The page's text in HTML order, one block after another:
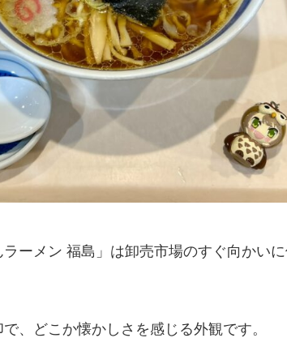
ーメン 福島」は卸売市場のすぐ向かい
、どこか懐かしさを感じる外観です。